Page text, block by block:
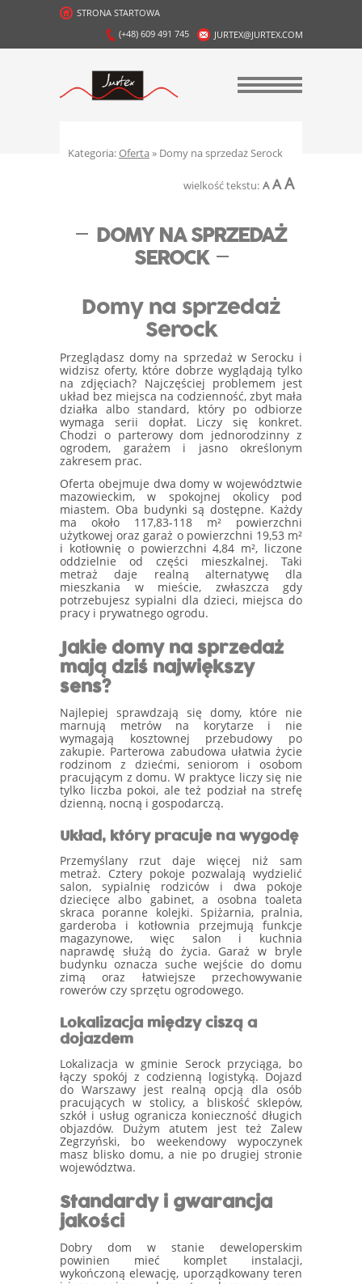
STRONA STARTOWA
(+48) 609 491 745
JURTEX@JURTEX.COM
Kategoria:Oferta » Domy na sprzedaż Serock
wielkość tekstu: A AA
DOMY NA SPRZEDAŻ
SEROCK
Domy na sprzedaż
Serock
Przeglądasz domy na sprzedaż w Serocku i
widzisz oferty, które dobrze wyglądają tylko
na zdjęciach? Najczęściej problemem jest
układ bez miejsca na codzienność, zbyt mała
działka albo standard, który po odbiorze
wymaga serii dopłat. Liczy się konkret.
Chodzi o parterowy dom jednorodzinny z
ogrodem, garażem i jasno określonym
zakresem prac.
Oferta obejmuje dwa domy w województwie
mazowieckim, w spokojnej okolicy pod
miastem. Oba budynki są dostępne. Każdy
ma około 117,83-118 m² powierzchni
użytkowej oraz garaż o powierzchni 19,53 m²
i kotłownię o powierzchni 4,84 m², liczone
oddzielnie od części mieszkalnej. Taki
metraż daje realną alternatywę dla
mieszkania w mieście, zwłaszcza gdy
potrzebujesz sypialni dla dzieci, miejsca do
pracy i prywatnego ogrodu.
Jakie domy na sprzedaż
mają dziś największy
sens?
Najlepiej sprawdzają się domy, które nie
marnują metrów na korytarze i nie
wymagają kosztownej przebudowy po
zakupie. Parterowa zabudowa ułatwia życie
rodzinom z dziećmi, seniorom i osobom
pracującym z domu. W praktyce liczy się nie
tylko liczba pokoi, ale też podział na strefę
dzienną, nocną i gospodarczą.
Układ, który pracuje na wygodę
Przemyślany rzut daje więcej niż sam
metraż. Cztery pokoje pozwalają wydzielić
salon, sypialnię rodziców i dwa pokoje
dziecięce albo gabinet, a osobna toaleta
skraca poranne kolejki. Spiżarnia, pralnia,
garderoba i kotłownia przejmują funkcje
magazynowe, więc salon i kuchnia
naprawdę służą do życia. Garaż w bryle
budynku oznacza suche wejście do domu
zimą oraz łatwiejsze przechowywanie
rowerów czy sprzętu ogrodowego.
Lokalizacja między ciszą a
dojazdem
Lokalizacja w gminie Serock przyciąga, bo
łączy spokój z codzienną logistyką. Dojazd
do Warszawy jest realną opcją dla osób
pracujących w stolicy, a bliskość sklepów,
szkół i usług ogranicza konieczność długich
objazdów. Dużym atutem jest też Zalew
Zegrzyński, bo weekendowy wypoczynek
masz blisko domu, a nie po drugiej stronie
województwa.
Standardy i gwarancja
jakości
Dobry dom w stanie deweloperskim
powinien mieć komplet instalacji,
wykończoną elewację, uporządkowany teren